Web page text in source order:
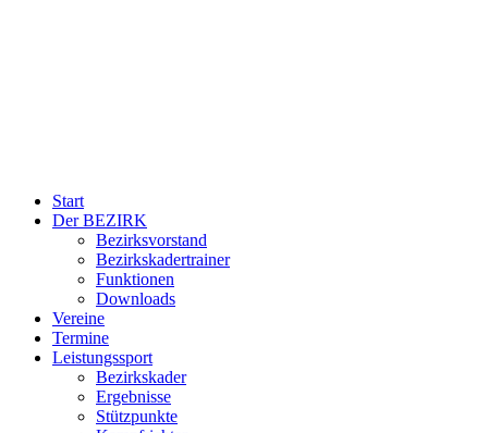
Start
Der BEZIRK
Bezirksvorstand
Bezirkskadertrainer
Funktionen
Downloads
Vereine
Termine
Leistungssport
Bezirkskader
Ergebnisse
Stützpunkte